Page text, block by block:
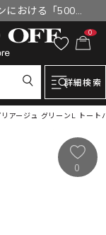
における「500円
ついて
0
詳細検索
リアージュ グリーンL トー
0